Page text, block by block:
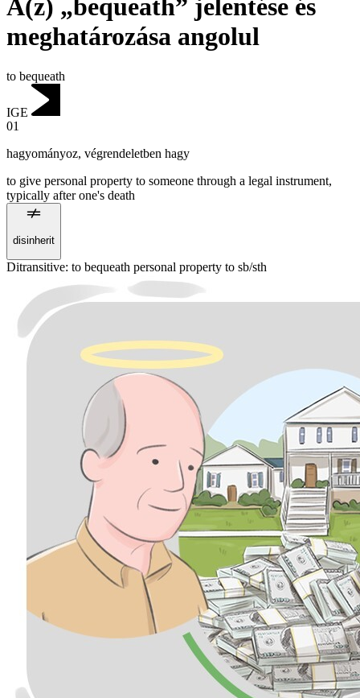
A(z) „bequeath” jelentése és
meghatározása angolul
to bequeath
IGE
01
hagyományoz, végrendeletben hagy
to give personal property to someone through a legal instrument,
typically after one's death
disinherit
Ditransitive: to bequeath personal property to sb/sth